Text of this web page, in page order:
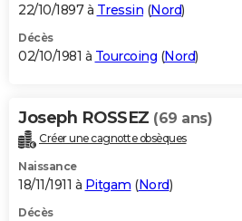
22/10/1897 à Tressin (Nord)
Décès
02/10/1981 à Tourcoing (Nord)
Joseph ROSSEZ (69 ans)
Créer une cagnotte obsèques
Naissance
18/11/1911 à Pitgam (Nord)
Décès